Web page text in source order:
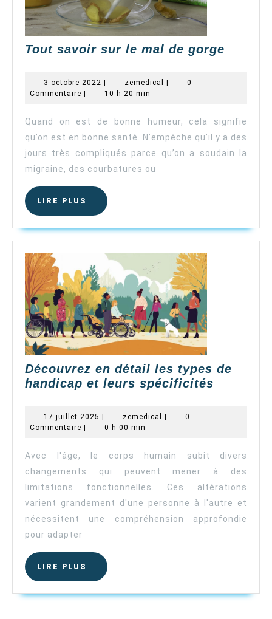
Tout savoir sur le mal de gorge
de
gorge
3 octobre 2022 3
octobre
| zemedical zemedical
|
0
Commentaire | 10 h 20 min
Quand on est de bonne humeur, cela signifie
qu’on est en bonne santé. N’empêche qu’il y a des
jours très compliqués parce qu’on a soudain la
migraine, des courbatures ou
LIRE PLUS
LIRE
PLUS
Découvrez en détail les types de
handicap et leurs spécificités
de
handicap
et
leurs
17 juillet 2025 17
juillet
zemedical zemedical
0
Commentaire
0 h 00 min
Avec l'âge, le corps humain subit divers
changements qui peuvent mener à des
limitations fonctionnelles. Ces altérations
varient grandement d'une personne à l'autre et
nécessitent une compréhension approfondie
pour adapter
LIRE PLUS
LIRE
PLUS